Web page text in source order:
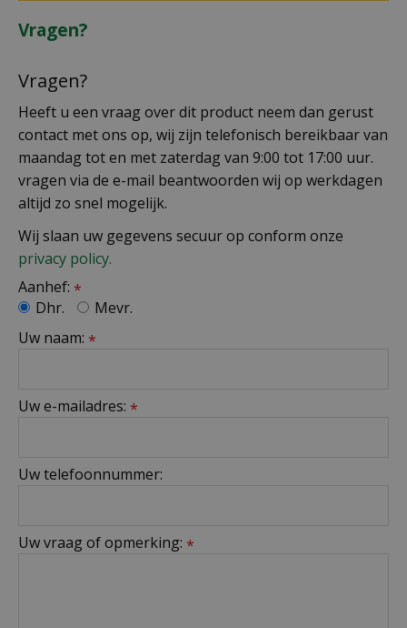
Vragen?
Vragen?
Heeft u een vraag over dit product neem dan gerust
contact met ons op, wij zijn telefonisch bereikbaar van
maandag tot en met zaterdag van 9:00 tot 17:00 uur.
vragen via de e-mail beantwoorden wij op werkdagen
altijd zo snel mogelijk.
Wij slaan uw gegevens secuur op conform onze
privacy policy.
Aanhef: *
Dhr.
Mevr.
Uw naam: *
Uw e-mailadres: *
Uw telefoonnummer:
Uw vraag of opmerking: *